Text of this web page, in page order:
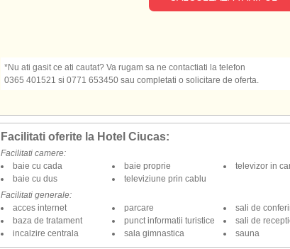
*Nu ati gasit ce ati cautat? Va rugam sa ne contactiati la telefon
0365 401521 si 0771 653450 sau completati o solicitare de oferta.
Facilitati oferite la Hotel Ciucas:
Facilitati camere:
baie cu cada
baie cu dus
baie proprie
televiziune prin cablu
televizor in
Facilitati generale:
acces internet
baza de tratament
incalzire centrala
parcare
punct informatii turistice
sala gimnastica
sali de
sali de
sauna